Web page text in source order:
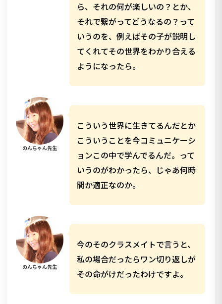
ら、それの何が楽しいの？とか、
それで繋がってどうなるの？って
いうのを、例えばその子が説明し
てくれてその世界をわかり合える
ようになったら。
のんちゃん先生
こういう世界に生きてるんだとか
こういうことを今コミュニケーシ
ョンこの中で学んでるんだ。って
いうのがわかったら、じゃあ何時
間か適正なのか。
のんちゃん先生
今のそのクラスメイトで言うと、
私の場合だったらワン切り返しが
その命がけだったわけですよ。